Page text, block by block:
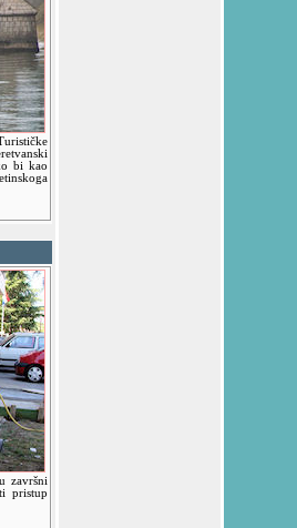
bi kao
završni
pristup